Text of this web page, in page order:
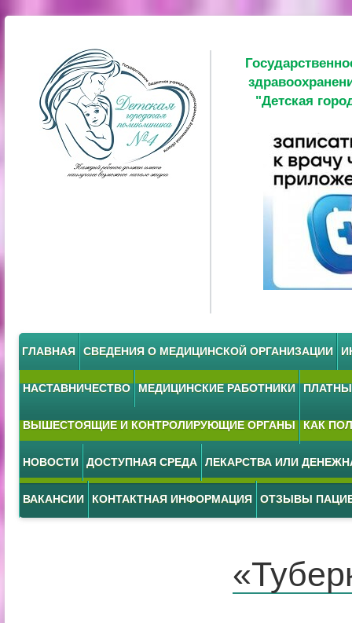
"Детская
ГЛАВНАЯ СВЕДЕНИЯ О МЕДИЦИНСКОЙ ОРГАНИЗАЦИИ
НАСТАВНИЧЕСТВО МЕДИЦИНСКИЕ РАБОТНИКИ
ВЫШЕСТОЯЩИЕ И КОНТРОЛИРУЮЩИЕ ОРГАНЫ КАК
НОВОСТИ ДОСТУПНАЯ СРЕДА ЛЕКАРСТВА ИЛИ
ВАКАНСИИ КОНТАКТНАЯ ИНФОРМАЦИЯ ОТЗЫВЫ